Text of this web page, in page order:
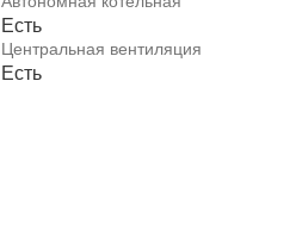
Есть
Центральная вентиляция
Есть